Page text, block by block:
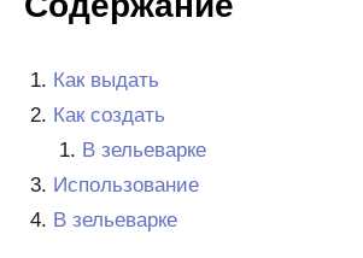
Как выдать
Как создать
В зельеварке
Использование
В зельеварке